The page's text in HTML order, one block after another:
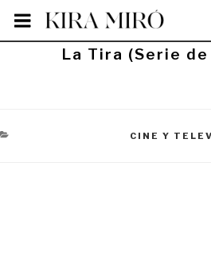
contenido
EL
La Tira (Serie
CATEGORÍAS
CINE Y